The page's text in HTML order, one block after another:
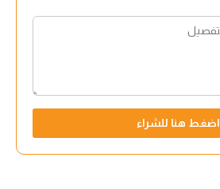
اضغط هنا للشراء